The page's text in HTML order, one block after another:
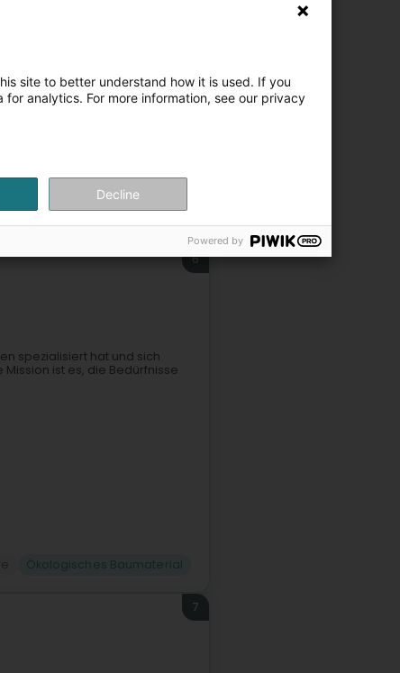
ist Luxemburg sowie
und
6
spezialisiert hat und sich
ist es, die Bedürfnisse
7
site to better understand how it is used. If you
analytics. For more information, see our privacy
Decline
Powered by